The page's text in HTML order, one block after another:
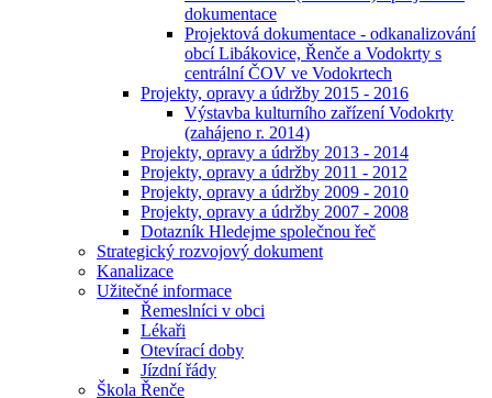
dokumentace
Projektová dokumentace - odkanalizování
obcí Libákovice, Řenče a Vodokrty s
centrální ČOV ve Vodokrtech
Projekty, opravy a údržby 2015 - 2016
Výstavba kulturního zařízení Vodokrty
(zahájeno r. 2014)
Projekty, opravy a údržby 2013 - 2014
Projekty, opravy a údržby 2011 - 2012
Projekty, opravy a údržby 2009 - 2010
Projekty, opravy a údržby 2007 - 2008
Dotazník Hledejme společnou řeč
Strategický rozvojový dokument
Kanalizace
Užitečné informace
Řemeslníci v obci
Lékaři
Otevírací doby
Jízdní řády
Škola Řenče